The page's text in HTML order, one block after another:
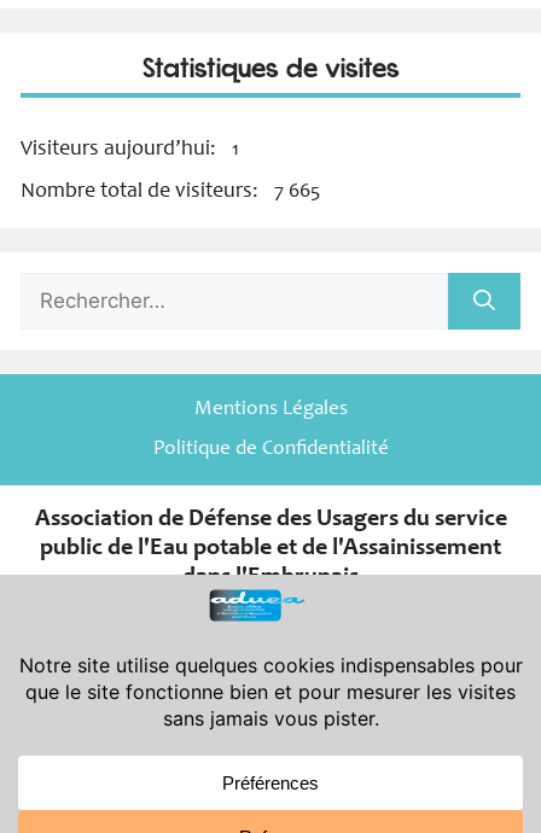
Statistiques de visites
Visiteurs aujourd’hui: 1
Nombre total de visiteurs: 7 665
Rechercher :
Mentions Légales
Politique de Confidentialité
Association de Défense des Usagers du service
public de l'Eau potable et de l'Assainissement
dans l'Embrunais
erjuillet 1901 et de son décret d’application
Déclarée en Préfecture des Hautes-Alpes le 08-11-2007 sous le
n° W052001966 - Publiée au J.O. le 24-11-2007
Siège Social : Aduea - 6 rue Saint-Pierre - 05200 Embrun
Siège Administratif : Aduea - 47 rue Victor Maurel - 05200 Embrun